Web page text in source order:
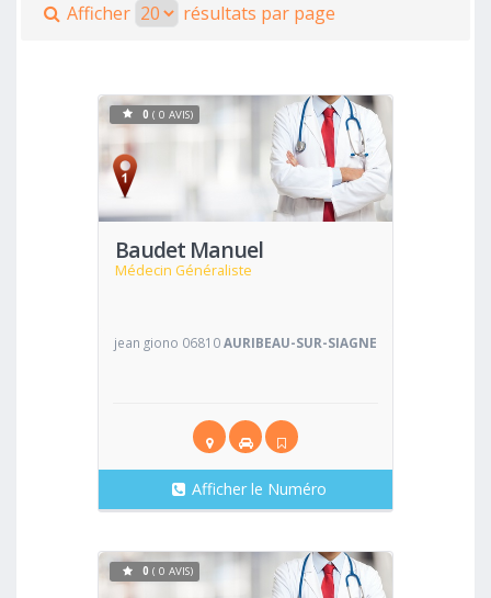
Afficher résultats par page
Baudet Manuel
Médecin Généraliste
Voir
0 ( 0 AVIS)
jean giono 06810AURIBEAU-SUR-SIAGNE
Afficher le Numéro
0 ( 0 AVIS)